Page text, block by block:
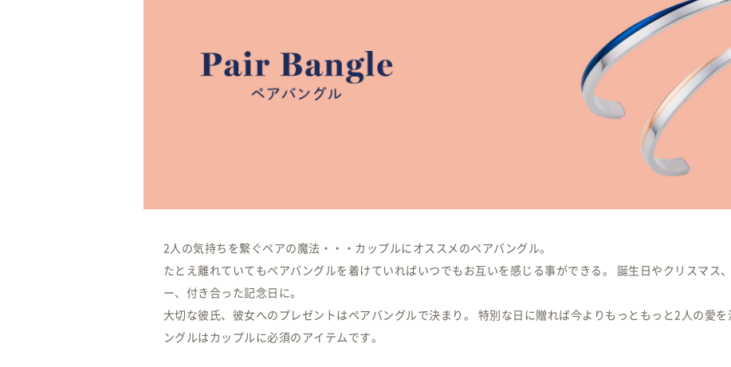
2人の気持ちを繋ぐペアの魔法・・・カップルにオススメのペアバングル。
たとえ離れていてもペアバングルを着けていればいつでもお互いを感じる事ができる。 誕生日やクリスマス
ー、付き合った記念日に。
大切な彼氏、彼女へのプレゼントはペアバングルで決まり。 特別な日に贈れば今よりもっともっと2人の愛
ングルはカップルに必須のアイテムです。